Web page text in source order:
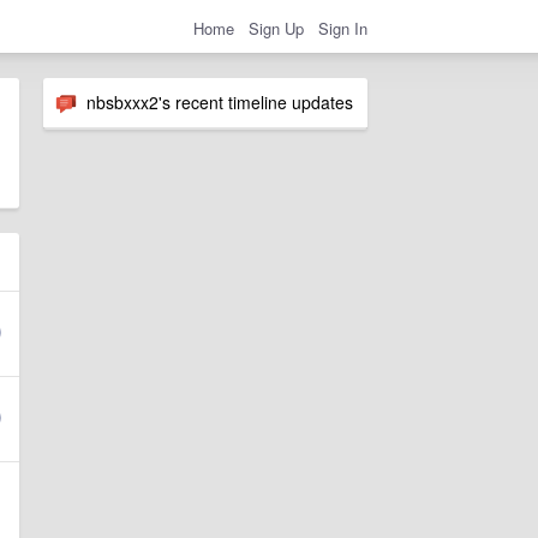
Home Sign Up Sign In
nbsbxxx2's recent timeline updates